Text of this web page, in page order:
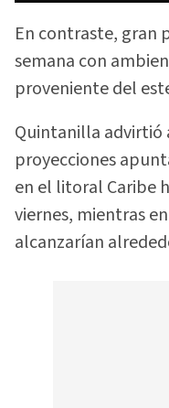
En contraste, gran
semana con
proveniente del
Quintanilla advirtió
proyecciones
en el litoral Caribe
viernes, mientras
alcanzarían